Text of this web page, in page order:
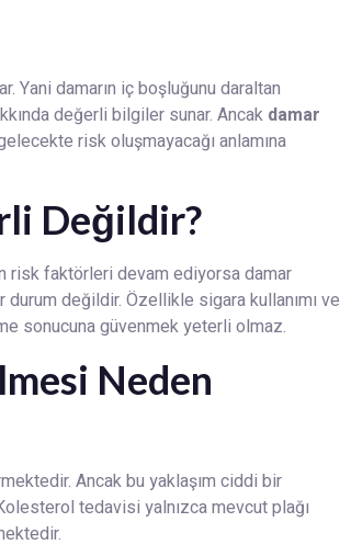
Yani damarın iç boşluğunu daraltan
değerli bilgiler sunar. Ancak damar
risk oluşmayacağı anlamına
Değildir?
risk faktörleri devam ediyorsa damar
durum değildir. Özellikle sigara kullanımı ve
sonucuna güvenmek yeterli olmaz.
Neden
Ancak bu yaklaşım ciddi bir
tedavisi yalnızca mevcut plağı